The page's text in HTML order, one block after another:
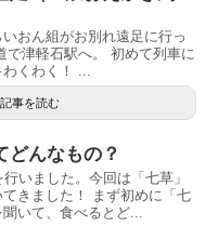
おん組がお別れ遠足に行っ
で津軽石駅へ。 初めて列車に
くわく！ ...
記事を読む
どんなもの？
いました。今回は「七草」
きました！ まず初めに「七
いて、食べるとど...